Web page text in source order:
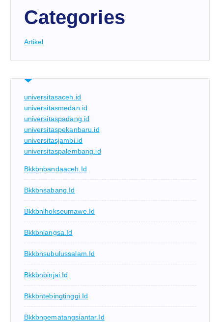
Categories
Artikel
universitasaceh.id
universitasmedan.id
universitaspadang.id
universitaspekanbaru.id
universitasjambi.id
universitaspalembang.id
Bkkbnbandaaceh.id
Bkkbnsabang.id
Bkkbnlhokseumawe.id
Bkkbnlangsa.id
Bkkbnsubulussalam.id
Bkkbnbinjai.id
Bkkbntebingtinggi.id
Bkkbnpematangsiantar.id